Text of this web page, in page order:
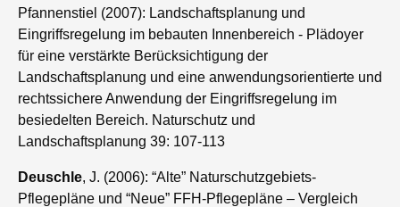
Pfannenstiel (2007): Landschaftsplanung und
Eingriffsregelung im bebauten Innenbereich - Plädoyer
für eine verstärkte Berücksichtigung der
Landschaftsplanung und eine anwendungsorientierte und
rechtssichere Anwendung der Eingriffsregelung im
besiedelten Bereich. Naturschutz und
Landschaftsplanung 39: 107-113
Deuschle, J. (2006): “Alte” Naturschutzgebiets-
Pflegepläne und “Neue” FFH-Pflegepläne – Vergleich